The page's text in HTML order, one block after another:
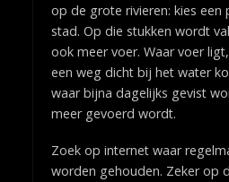
op de grote rivieren: kies een
stad. Op die stukken wordt
ook meer voer. Waar voer
een weg dicht bij het water
waar bijna dagelijks gevist
meer gevoerd wordt.
Zoek op internet waar
worden gehouden. Zeker op